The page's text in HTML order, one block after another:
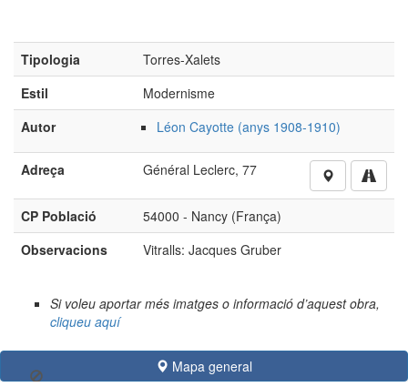
Tipologia
Torres-Xalets
Modernisme
Autor
Léon Cayotte (anys 1908-1910)
Adreça Général Leclerc, 77
54000 - Nancy (França)
Observacions
Vitralls: Jacques Gruber
Si voleu aportar més imatges o informació d’aquest obra,
Mapa general